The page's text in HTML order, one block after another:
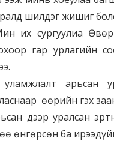
шилдэг жишиг
их сургуулиа
гар урлагийн
арьсан
өөрийн гэх
дээр уралсан
өнгөрсөн ба